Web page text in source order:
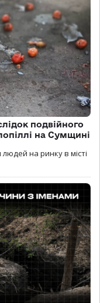
подвійного
на Сумщині
на ринку в місті